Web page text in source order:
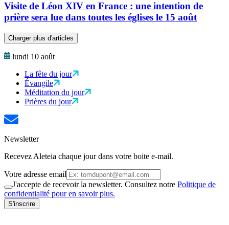
Visite de Léon XIV en France : une intention de
prière sera lue dans toutes les églises le 15 août
Charger plus d'articles
lundi 10 août
La fête du jour
Évangile
Méditation du jour
Prières du jour
Newsletter
Recevez Aleteia chaque jour dans votre boite e-mail.
Votre adresse email
J'accepte de recevoir la newsletter. Consultez notre Politique de
confidentialité pour en savoir plus.
S'inscrire